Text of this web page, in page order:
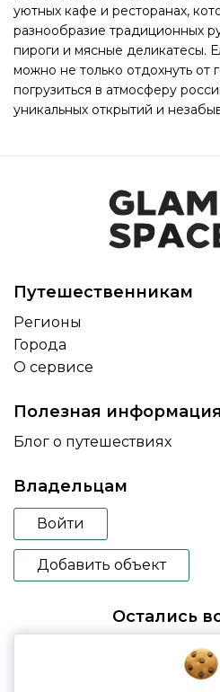
уютных кафе и ресторанах,
разнообразие традиционных
пироги и мясные деликатесы.
можно не только отдохнуть от
погрузиться в атмосферу
уникальных открытий и
Путешественникам
Регионы
Города
О сервисе
Полезная информация
Блог о путешествиях
Владельцам
Войти
Добавить объект
Остались